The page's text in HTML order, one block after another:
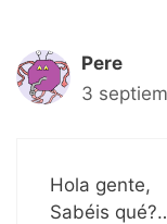
Pere
3
Hola gente,
Sabéis